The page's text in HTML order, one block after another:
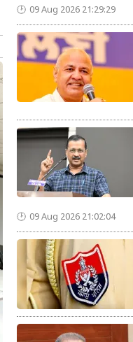
09 Aug 2026 21:29:29
09 Aug 2026 21:02:04